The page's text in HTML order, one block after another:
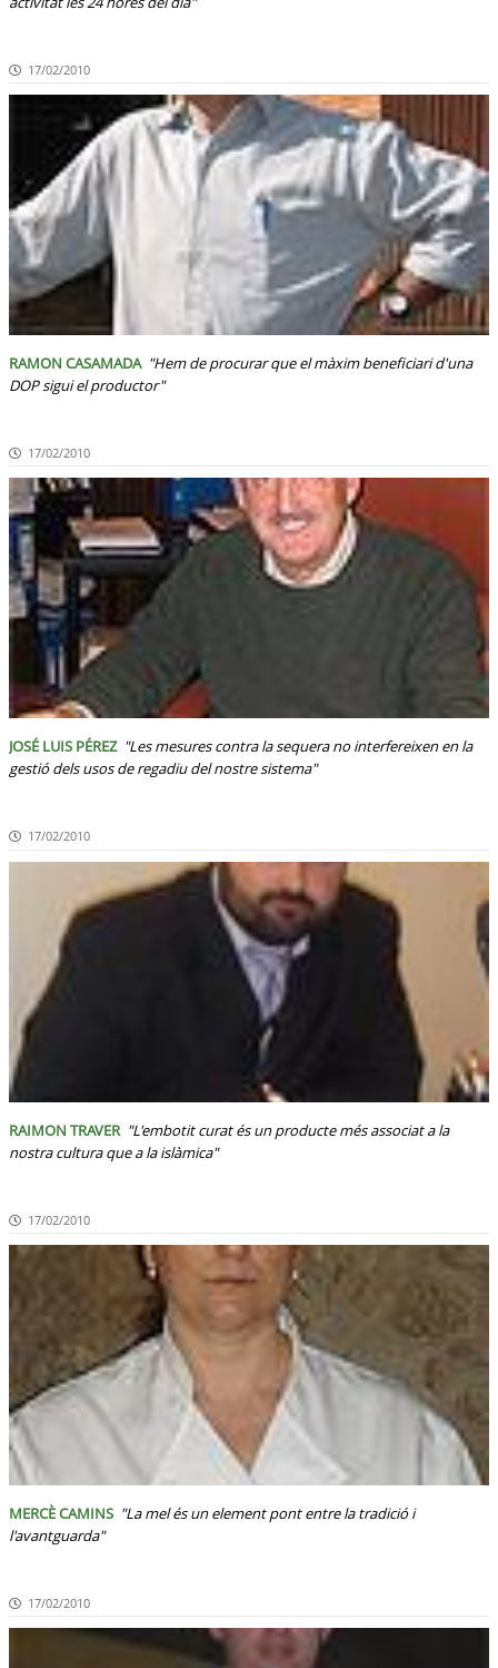
17/02/2010
RAMON CASAMADA "Hem de procurar que el màxim beneficiari d'una
DOP sigui el productor"
17/02/2010
JOSÉ LUIS PÉREZ "Les mesures contra la sequera no interfereixen en la
gestió dels usos de regadiu del nostre sistema"
17/02/2010
RAIMON TRAVER "L'embotit curat és un producte més associat a la
nostra cultura que a la islàmica"
17/02/2010
MERCÈ CAMINS "La mel és un element pont entre la tradició i
l'avantguarda"
17/02/2010